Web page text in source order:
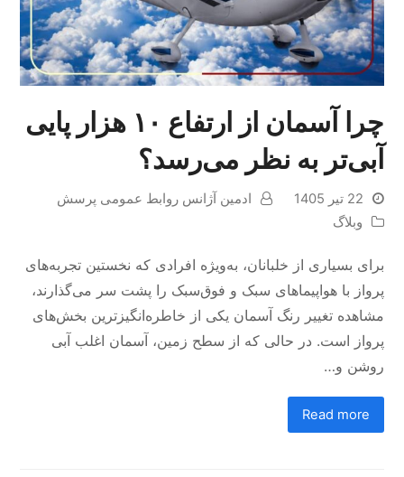
چرا آسمان از ارتفاع ۱۰ هزار پایی
آبی‌تر به نظر می‌رسد؟
22 تیر 1405
ادمین آژانس روابط عمومی پرسش
وبلاگ
برای بسیاری از خلبانان، به‌ویژه افرادی که نخستین تجربه‌های
پرواز با هواپیماهای سبک و فوق‌سبک را پشت سر می‌گذارند،
مشاهده تغییر رنگ آسمان یکی از خاطره‌انگیزترین بخش‌های
پرواز است. در حالی که از سطح زمین، آسمان اغلب آبی
روشن و…
Read more